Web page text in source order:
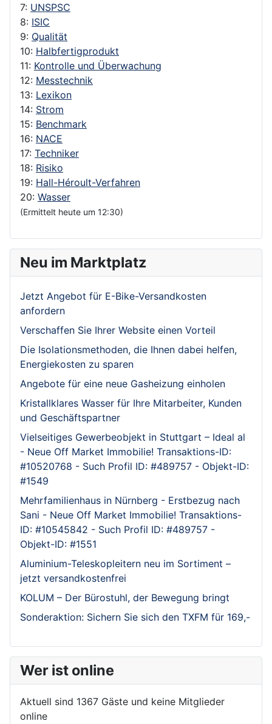
7: UNSPSC
8: ISIC
9: Qualität
10: Halbfertigprodukt
11: Kontrolle und Überwachung
12: Messtechnik
13: Lexikon
14: Strom
15: Benchmark
16: NACE
17: Techniker
18: Risiko
19: Hall-Héroult-Verfahren
20: Wasser
(Ermittelt heute um 12:30)
Neu im Marktplatz
Jetzt Angebot für E-Bike-Versandkosten
anfordern
Verschaffen Sie Ihrer Website einen Vorteil
Die Isolationsmethoden, die Ihnen dabei helfen,
Energiekosten zu sparen
Angebote für eine neue Gasheizung einholen
Kristallklares Wasser für Ihre Mitarbeiter, Kunden
und Geschäftspartner
Vielseitiges Gewerbeobjekt in Stuttgart – Ideal al
- Neue Off Market Immobilie! Transaktions-ID:
#10520768 - Such Profil ID: #489757 - Objekt-ID:
#1549
Mehrfamilienhaus in Nürnberg - Erstbezug nach
Sani - Neue Off Market Immobilie! Transaktions-
ID: #10545842 - Such Profil ID: #489757 -
Objekt-ID: #1551
Aluminium-Teleskopleitern neu im Sortiment –
jetzt versandkostenfrei
KOLUM – Der Bürostuhl, der Bewegung bringt
Sonderaktion: Sichern Sie sich den TXFM für 169,-
Wer ist online
Aktuell sind 1367 Gäste und keine Mitglieder
online